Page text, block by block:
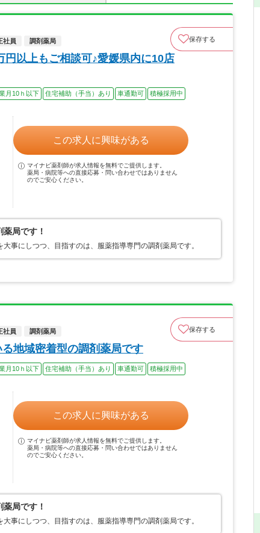
社員 調剤薬局 保存する
円以上もご相談可♪愛媛県内に10店
月10ｈ以下 住宅補助（手当）あり 車通勤可
積極採用中
この求人に興味がある
マイナビ薬剤師が求人情報を無料でご提供します。
薬局・病院等への直接応募・問い合わせではありません
のでご安心ください。
局です！
事にしつつ、目指すのは、服薬指導専門の調剤薬局です。
社員 調剤薬局 保存する
地域密着型の調剤薬局です
月10ｈ以下 住宅補助（手当）あり 車通勤可
積極採用中
この求人に興味がある
マイナビ薬剤師が求人情報を無料でご提供します。
薬局・病院等への直接応募・問い合わせではありません
のでご安心ください。
局です！
事にしつつ、目指すのは、服薬指導専門の調剤薬局です。